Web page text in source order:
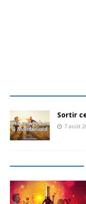
Sortir
7 août